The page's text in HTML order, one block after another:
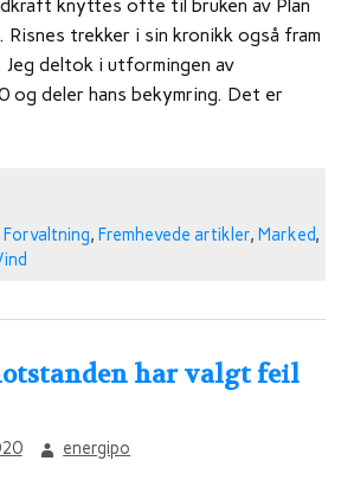
knyttes ofte til bruken av Plan
Risnes trekker i sin kronikk også fram
Jeg deltok i utformingen av
og deler hans bekymring. Det er
Forvaltning, Fremhevede artikler, Marked,
har valgt feil
energipo